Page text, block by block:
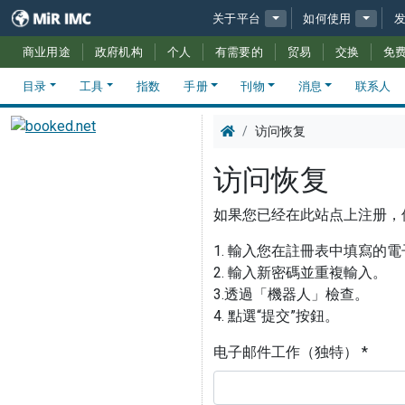
关于平台 如何使用
商业用途 政府机构 个人 有需要的 贸易 交换 免
目录 工具 指数 手册 刊物 消息 联系人
访问恢复
访问恢复
如果您已经在此站点上注册
1. 輸入您在註冊表中填寫的
2. 輸入新密碼並重複輸入。
3.透過「機器人」檢查。
4. 點選“提交”按鈕。
电子邮件工作（独特） *